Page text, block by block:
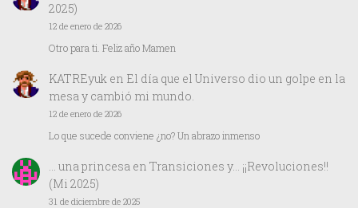
2025)
12 de enero de 2026
Otro para ti. Feliz año Mamen
KATREyuken El día que el Universo dio un golpe en la
mesa y cambió mi mundo.
12 de enero de 2026
Lo que sucede conviene ¿no? Un abrazo inmenso
… una princesa en Transiciones y… ¡¡Revoluciones!!
(Mi 2025)
31 de diciembre de 2025